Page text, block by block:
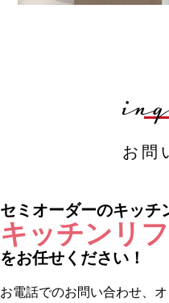
お問
セミオーダーのキッチ
キッチンリ
をお任せください！
お電話でのお問い合わせ、